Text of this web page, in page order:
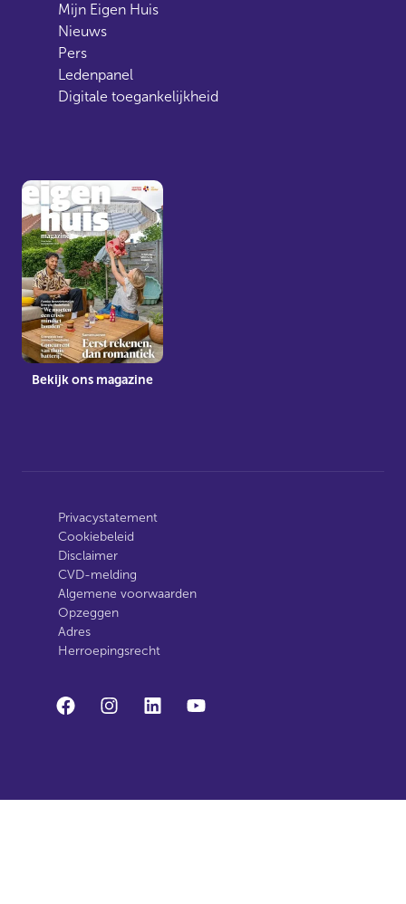
Mijn Eigen Huis
Nieuws
Pers
Ledenpanel
Digitale toegankelijkheid
Bekijk ons magazine
Privacystatement
Cookiebeleid
Disclaimer
CVD-melding
Algemene voorwaarden
Opzeggen
Adres
Herroepingsrecht
facebookinstagramlinkedinyoutube